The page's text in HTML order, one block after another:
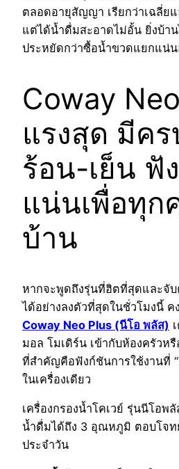
ตลอดอายุสัญญา เรียกว่าเฉลี่ย
แต่ได้น้ำดื่มสะอาดไม่อั้น ยิ่งบ้า
ประหยัดกว่าซื้อน้ำขวดแยกแน่
Coway
แรงสุด มีคร
ร้อน-เย็น ฟั
แน่นเพื่อทุก
บ้าน
หากจะพูดถึงรุ่นที่ฮิตที่สุดและจั
ได้อย่างลงตัวที่สุดในชั่วโมงนี้ ค
Coway Neo Plus (นีโอ พลัส)
มอล โมเดิร์น เข้ากับห้องครัวห
ที่สำคัญคือฟังก์ชันการใช้งานที่
ในเครื่องเดียว
เครื่องกรองน้ำโคเวย์ รุ่นนีโอ
น้ำดื่มได้ถึง 3 อุณหภูมิ ตอบโจ
ประจำวัน